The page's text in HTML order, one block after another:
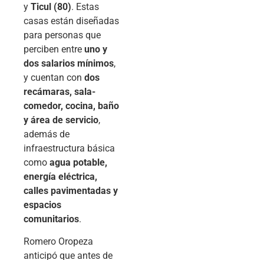
y Ticul (80). Estas
casas están diseñadas
para personas que
perciben entre uno y
dos salarios mínimos,
y cuentan con dos
recámaras, sala-
comedor, cocina, baño
y área de servicio,
además de
infraestructura básica
como agua potable,
energía eléctrica,
calles pavimentadas y
espacios
comunitarios.
Romero Oropeza
anticipó que antes de